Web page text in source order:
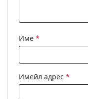
почистване:
Други
Марка:
Име *
Имейл адрес *